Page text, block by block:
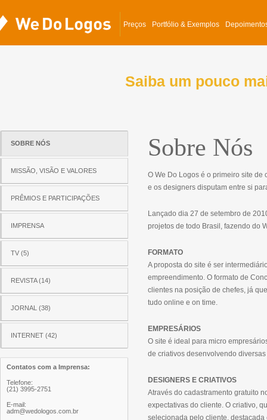
Preços Portfólio & Exemplos
Saiba um pouco
SOBRE NÓS
MISSÃO, VISÃO E VALORES
PRÊMIOS E PARTICIPAÇÕES
IMPRENSA
TV (5)
REVISTA (14)
JORNAL (38)
INTERNET (42)
Contatos com a Imprensa:
Telefone:
(21) 3995-2751
E-mail:
adm@wedologos.com.br
Sobre Nós
O We Do Logos é o primeiro site
e os designers disputam entre si
Lançado dia 27 de setembro de
projetos de todo Brasil, fazendo do
FORMATO
A proposta do site é ser
empreendimento. O formato de
clientes na posição de chefes, já
tudo online e on time.
EMPRESÁRIOS
O site é ideal para micro
de criativos desenvolvendo
DESIGNERS E CRIATIVOS
Através do cadastramento gratuito
expectativas do cliente. O criativo,
selecionada pelo cliente, destacada